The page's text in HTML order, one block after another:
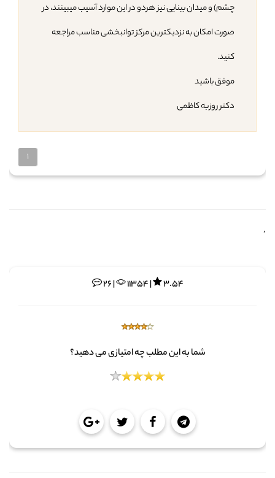
چشم) و میدان بینایی نیز هردو در این موارد آسیب میبینند، در
صورت امکان به نزدیکترین مرکز توانبخشی مناسب مراجعه
کنید.
موفق باشید
دکتر روزبه کاظمی
1
,
26 | 11354 | 3.54
شما به این مطلب چه امتیازی می دهید؟